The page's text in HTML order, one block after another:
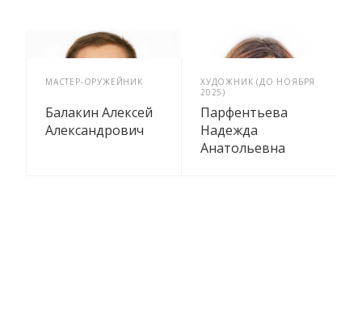
МАСТЕР-ОРУЖЕЙНИК
Балакин Алексей
Александрович
ХУДОЖНИК (ДО НОЯБРЯ
2025)
Парфентьева
Надежда
Анатольевна